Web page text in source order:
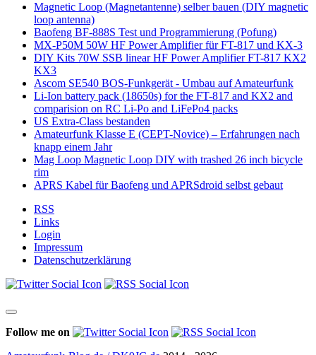
Magnetic Loop (Magnetantenne) selber bauen (DIY magnetic
loop antenna)
Baofeng BF-888S Test und Programmierung (Pofung)
MX-P50M 50W HF Power Amplifier für FT-817 und KX-3
DIY Kits 70W SSB linear HF Power Amplifier FT-817 KX2
KX3
Ascom SE540 BOS-Funkgerät - Umbau auf Amateurfunk
Li-Ion battery pack (18650s) for the FT-817 and KX2 and
comparision on RC Li-Po and LiFePo4 packs
US Extra-Class bestanden
Amateurfunk Klasse E (CEPT-Novice) – Erfahrungen nach
knapp einem Jahr
Mag Loop Magnetic Loop DIY with trashed 26 inch bicycle
rim
APRS Kabel für Baofeng und APRSdroid selbst gebaut
RSS
Links
Login
Impressum
Datenschutzerklärung
Follow me on